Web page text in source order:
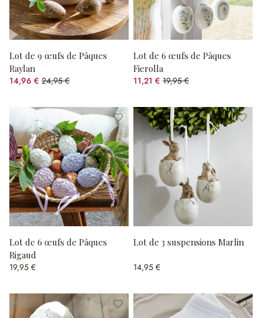
Lot de 9 œufs de Pâques
Raylan
14,96 € 24,95 €
(40.04%spared)
Lot de 6 œufs de Pâques
Fierolla
11,21 € 19,95 €
(43.81%spared)
Lot de 6 œufs de Pâques
Rigaud
19,95 €
Lot de 3 suspensions Marlin
14,95 €